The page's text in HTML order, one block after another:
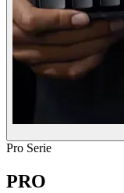
Pro Serie
PRO